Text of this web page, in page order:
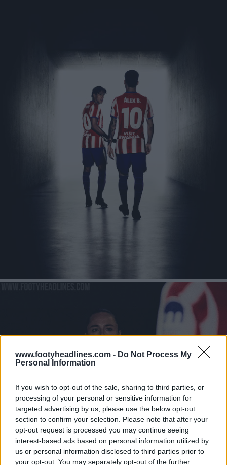
www.footyheadlines.com - Do Not Process My
Personal Information
If you wish to opt-out of the sale, sharing to third parties, or
processing of your personal or sensitive information for
targeted advertising by us, please use the below opt-out
section to confirm your selection. Please note that after your
opt-out request is processed you may continue seeing
interest-based ads based on personal information utilized by
us or personal information disclosed to third parties prior to
your opt-out. You may separately opt-out of the further